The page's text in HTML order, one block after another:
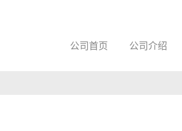
公司首页 公司介绍